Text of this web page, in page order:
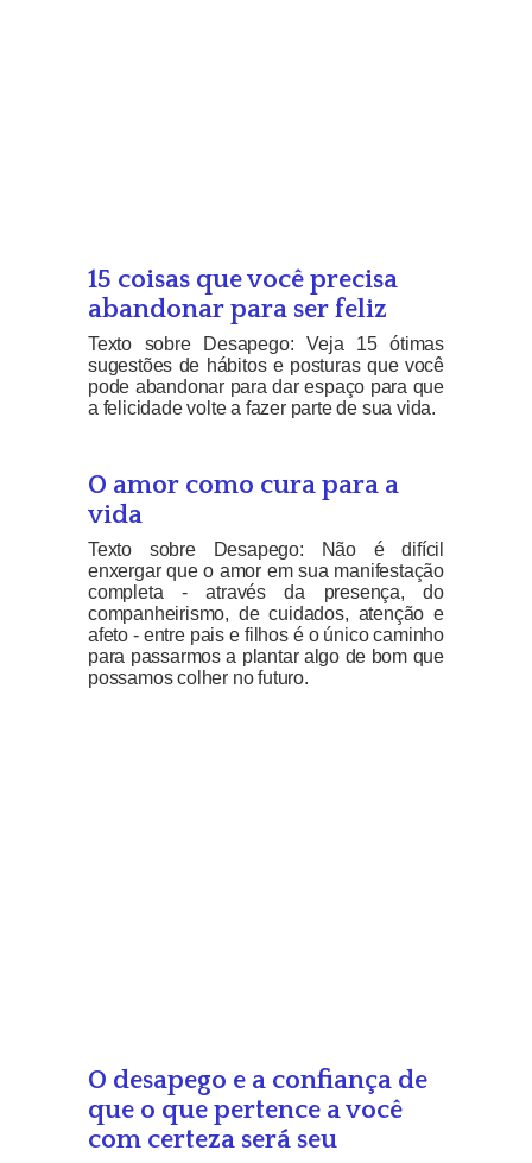
15 coisas que você precisa
abandonar para ser feliz
Texto sobre Desapego: Veja 15 ótimas
sugestões de hábitos e posturas que você
pode abandonar para dar espaço para que
a felicidade volte a fazer parte de sua vida.
O amor como cura para a
vida
Texto sobre Desapego: Não é difícil
enxergar que o amor em sua manifestação
completa - através da presença, do
companheirismo, de cuidados, atenção e
afeto - entre pais e filhos é o único caminho
para passarmos a plantar algo de bom que
possamos colher no futuro.
O desapego e a confiança de
que o que pertence a você
com certeza será seu